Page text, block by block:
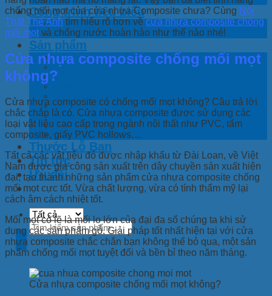
Công trình tiêu biểu
Tủ bếp – Nội thất
Cửa nhựa
Sản phẩm
Cửa nhựa gỗ Composite
Cửa nhựa ABS Hàn Quốc
Cửa nhựa vân gỗ Đài Loan
Cửa nhựa hai cánh
Tủ bếp nhựa vân gỗ
Tủ cầu thang + Vách ngăn
Tấm ốp trang trí
Sàn nhựa Hàn Quốc
Thước Lỗ Ban
Tin tức
Ưu đãi
Tìm
kiếm:
chống mối mọt của cửa nhựa Composite chưa? Cùng Nội
Thất Thế Anhtìm hiểu rõ hơn vềcửa nhựa composite chống
mối mọt và chống nước hoàn hảo như thế nào nhé!
Cửa nhựa composite chống mối mọt
không?
Cửa nhựa composite có chống mối mọt không? Câu trả lời
chắc chắn là có. Cửa nhựa composite được sử dụng các
loại vật liệu cao cấp trong ngành nội thất như PVC, tấm
composite, giấy PVC hollows…
Tất cả các vật liệu đó được nhập khẩu từ Đài Loan, về Việt
Nam được gia công sản xuất trên dây chuyền sản xuất hiện
đại, tạo thành những sản phẩm cửa nhựa composite chống
mối mọt cực tốt. Vừa chất lượng, vừa có tính thẩm mỹ lại
cách âm cách nhiệt tốt.
Mối mọt có lẽ là mối lo lớn của đại đa số chúng ta khi sử
dụng các sản phẩm gỗ. Giải pháp tốt nhất hiện tại với cửa
nhựa composite chắc chắn bạn không thể bỏ qua, một sản
phẩm chống mối mọt tuyệt đối và bền bỉ theo năm tháng.
Cửa nhựa composite chống mối mọt không?